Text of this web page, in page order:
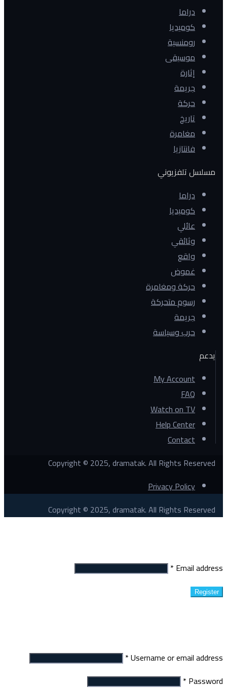
دراما
كوميديا
رومنسية
موسيقى
إثارة
جريمة
حركة
تاريخ
مغامرة
فانتازيا
مسلسل تلفزيوني
دراما
كوميديا
عائلي
وثائقي
واقع
غموض
حركة ومغامرة
رسوم متحركة
جريمة
حرب وسياسة
يدعم
My Account
FAQ
Watch on TV
Help Center
Contact
Copyright © 2025, dramatak. All Rights Reserved
Privacy Policy
Copyright © 2025, dramatak. All Rights Reserved
Email address
*
Register
Username or email address
*
Password
*